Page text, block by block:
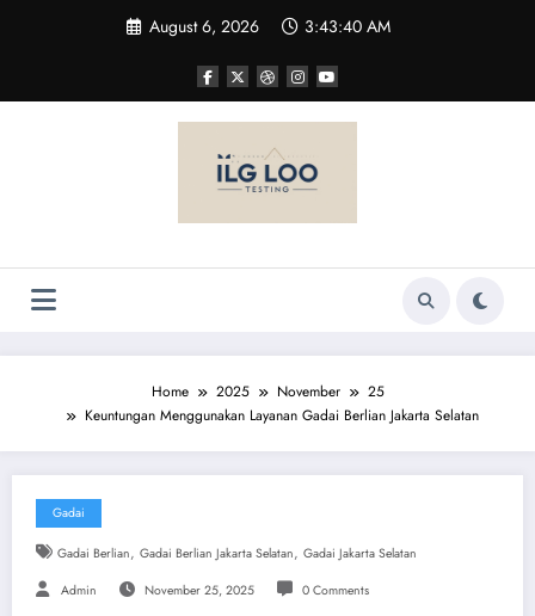
August 6, 2026 3:43:40 AM
Home 2025 November
25
Keuntungan Menggunakan Layanan Gadai Berlian Jakarta Selatan
Gadai
Gadai Berlian, Gadai Berlian Jakarta Selatan, Gadai Jakarta Selatan
Admin November 25, 2025 0 Comments